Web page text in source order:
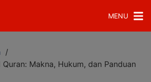
MENU
Makna, Hukum, dan Panduan